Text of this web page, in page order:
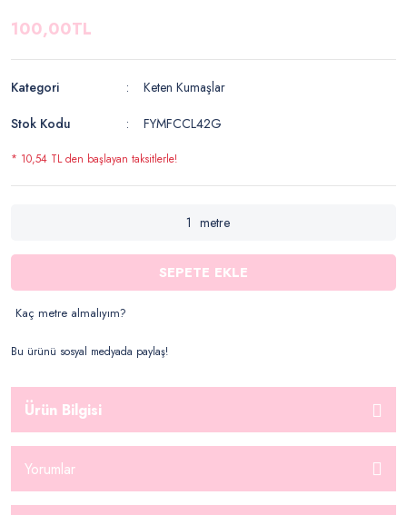
100,00TL
Kategori
Keten Kumaşlar
Stok Kodu
FYMFCCL42G
* 10,54 TL den başlayan taksitlerle!
metre
SEPETE EKLE
Kaç metre almalıyım?
Bu ürünü sosyal medyada paylaş!
Ürün Bilgisi
Yorumlar